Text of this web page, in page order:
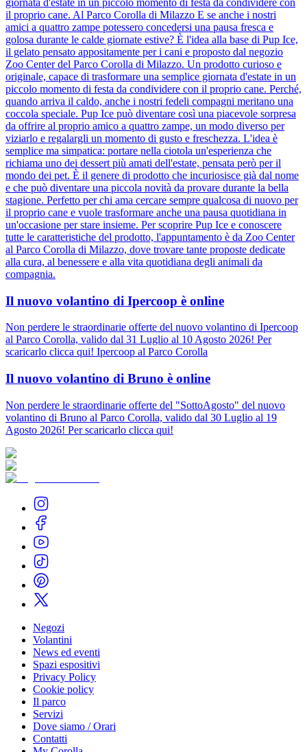
giornata d'estate in un piccolo momento di festa da condividere con
il proprio cane. Al Parco Corolla di Milazzo E se anche i nostri
amici a quattro zampe potessero concedersi una pausa fresca e
golosa durante le calde giornate estive? È l'idea alla base di Pup Ice,
il gelato pensato appositamente per i cani e proposto dal negozio
Zoo Center del Parco Corolla di Milazzo. Un prodotto curioso e
originale, capace di trasformare una semplice giornata d'estate in un
piccolo momento di festa da condividere con il proprio cane. Perché,
quando arriva il caldo, anche i nostri fedeli compagni meritano una
coccola speciale. Pup Ice può diventare così una piacevole sorpresa
da offrire al proprio amico a quattro zampe, un modo diverso per
viziarlo e regalargli un momento di gusto e freschezza. L'idea è
semplice ma simpatica: portare nella ciotola un'esperienza che
richiama uno dei dessert più amati dell'estate, pensata però per il
mondo dei pet. È il genere di prodotto che incuriosisce già dal nome
e che può diventare una piccola novità da provare durante la bella
stagione. Perfetto per chi ama cercare sempre qualcosa di nuovo per
il proprio cane e vuole trasformare anche una pausa quotidiana in
un'occasione per stare insieme. Per scoprire Pup Ice e conoscere
tutte le caratteristiche del prodotto, l'appuntamento è da Zoo Center
al Parco Corolla di Milazzo, dove trovare tante proposte dedicate
alla cura, al benessere e alla vita quotidiana degli animali da
compagnia.
Il nuovo volantino di Ipercoop è online
Non perdere le straordinarie offerte del nuovo volantino di Ipercoop
al Parco Corolla, valido dal 31 Luglio al 10 Agosto 2026! Per
scaricarlo clicca qui! Ipercoop al Parco Corolla
Il nuovo volantino di Bruno è online
Non perdere le straordinarie offerte del "SottoAgosto" del nuovo
volantino di Bruno al Parco Corolla, valido dal 30 Luglio al 19
Agosto 2026! Per scaricarlo clicca qui!
Negozi
Volantini
News ed eventi
Spazi espositivi
Privacy Policy
Cookie policy
Il parco
Servizi
Dove siamo / Orari
Contatti